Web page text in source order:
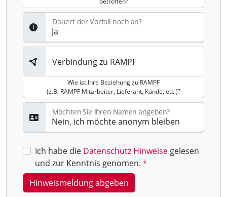
Dauert der Vorfall noch an?
Verbindung zu RAMPF
Wie ist Ihre Beziehung zu RAMPF
(z.B. RAMPF Mitarbeiter, Lieferant, Kunde, etc.)?
Möchten Sie Ihren Namen angeben?
Ich habe die Datenschutz Hinweise gelesen
und zur Kenntnis genomen.
Hinweismeldung abgeben